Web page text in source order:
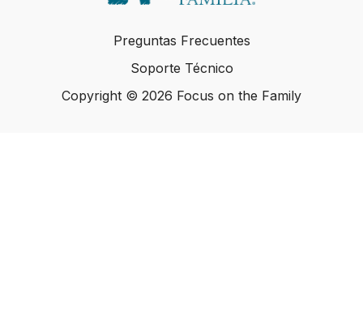
Preguntas Frecuentes
Soporte Técnico
Copyright © 2026 Focus on the Family